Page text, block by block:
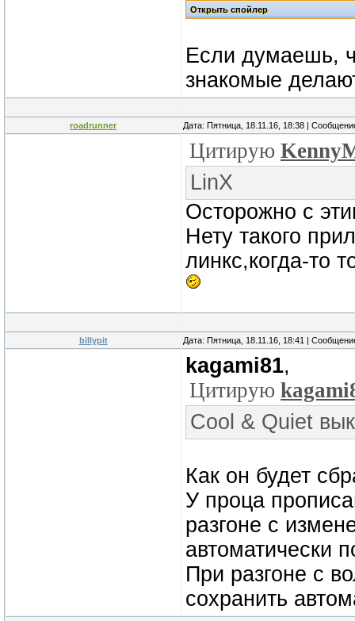
Если думаешь,
знакомые
roadrunner Дата: Пятница, 18.11.16, 18:38 |
Цитирую
LinX
Осторожно с
Нету такого
линкс,когда-то
billypit Дата: Пятница, 18.11.16, 18:41 |
kagami81,
Цитирую
Cool & Quiet
Как он будет
У проца
разгоне с
автоматически
При разгоне с
сохранить